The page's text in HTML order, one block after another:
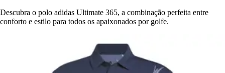
Descubra o polo adidas Ultimate 365, a combinação perfeita entre
conforto e estilo para todos os apaixonados por golfe.